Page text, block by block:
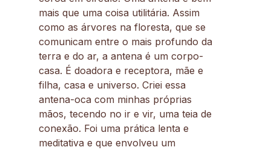
mais que uma coisa utilitária. Assim
como as árvores na floresta, que se
comunicam entre o mais profundo da
terra e do ar, a antena é um corpo-
casa. É doadora e receptora, mãe e
filha, casa e universo. Criei essa
antena-oca com minhas próprias
mãos, tecendo no ir e vir, uma teia de
conexão. Foi uma prática lenta e
meditativa e que envolveu um